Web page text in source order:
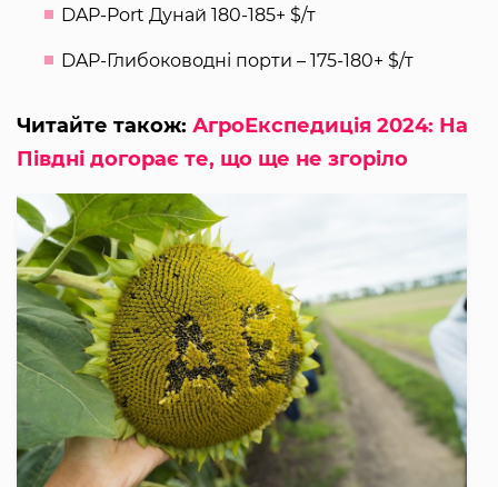
DAP-Port Дунай 180-185+ $/т
DAP-Глибоководні порти – 175-180+ $/т
Читайте також: АгроЕкспедиція 2024: На
Півдні догорає те, що ще не згоріло